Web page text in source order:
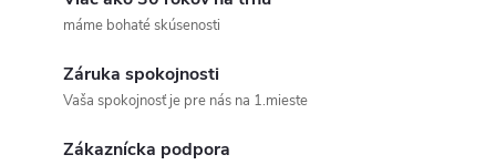
máme bohaté skúsenosti
Záruka spokojnosti
Vaša spokojnosť je pre nás na 1.mieste
Zákaznícka podpora